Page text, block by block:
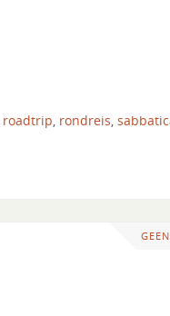
roadtrip, rondreis,